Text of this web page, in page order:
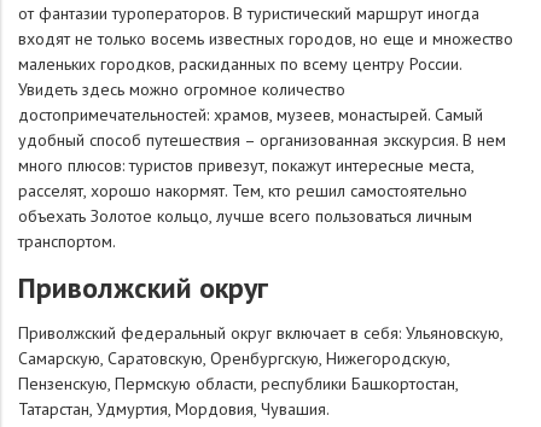
от фантазии туроператоров. В туристический маршрут иногда
входят не только восемь известных городов, но еще и множество
маленьких городков, раскиданных по всему центру России.
Увидеть здесь можно огромное количество
достопримечательностей: храмов, музеев, монастырей. Самый
удобный способ путешествия – организованная экскурсия. В нем
много плюсов: туристов привезут, покажут интересные места,
расселят, хорошо накормят. Тем, кто решил самостоятельно
объехать Золотое кольцо, лучше всего пользоваться личным
транспортом.
Приволжский округ
Приволжский федеральный округ включает в себя: Ульяновскую,
Самарскую, Саратовскую, Оренбургскую, Нижегородскую,
Пензенскую, Пермскую области, республики Башкортостан,
Татарстан, Удмуртия, Мордовия, Чувашия.